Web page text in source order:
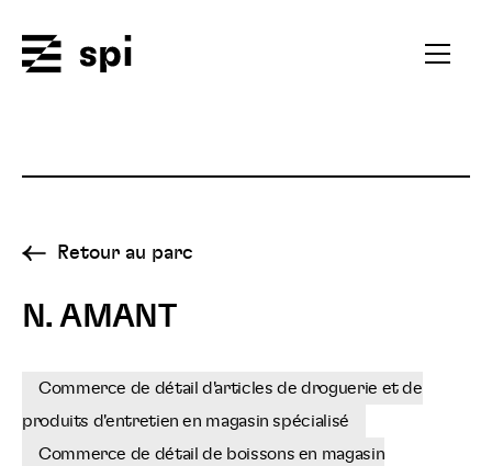
Ouvrir
Retour au parc
N. AMANT
Commerce de détail d'articles de droguerie et de
produits d'entretien en magasin spécialisé
Commerce de détail de boissons en magasin